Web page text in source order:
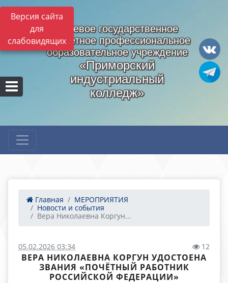
Версия сайта
для
слабовидящих
Краевое государственное
бюджетное профессиональное
образовательное учреждение
«Приморский
индустриальный
колледж»
Главная
МЕРОПРИЯТИЯ
Новости и события
Вера Николаевна Коргун...
05.02.2026 03:34 12
ВЕРА НИКОЛАЕВНА КОРГУН УДОСТОЕНА
ЗВАНИЯ «ПОЧЁТНЫЙ РАБОТНИК
РОССИЙСКОЙ ФЕДЕРАЦИИ»